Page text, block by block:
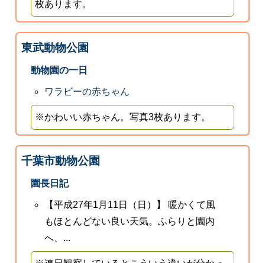
枚あります。
東武動物公園
動物園の一日
ワラビーの赤ちゃん
※かわいい赤ちゃん。写真3枚あります。
千葉市動物公園
園長日記
【平成27年1月11日（日）】 暖かくて風
もほとんどない良い天気。ふらりと園内
へ、...